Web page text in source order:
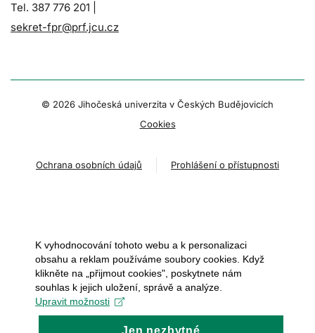
Tel. 387 776 201 |
sekret-fpr@prf.jcu.cz
© 2026 Jihočeská univerzita v Českých Budějovicích
Cookies
Ochrana osobních údajů Prohlášení o přístupnosti
K vyhodnocování tohoto webu a k personalizaci
obsahu a reklam používáme soubory cookies. Když
klikněte na „přijmout cookies", poskytnete nám
souhlas k jejich uložení, správě a analýze.
Upravit možnosti
Jen nezbytné